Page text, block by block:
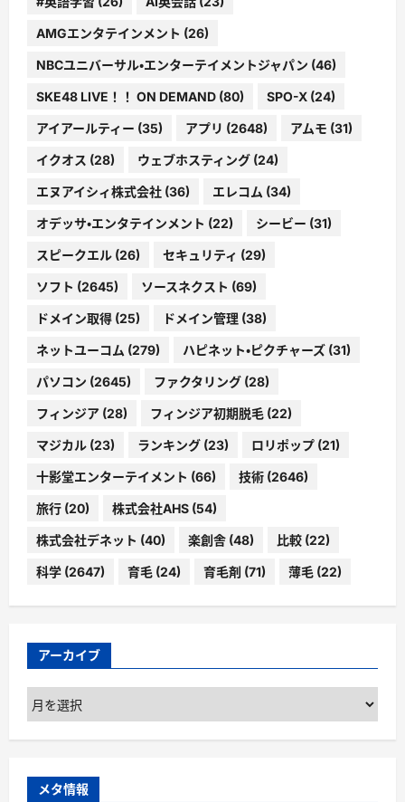
AMGエンタテインメント (26)
NBCユニバーサル・エンターテイメントジャパン (46)
SKE48 LIVE！！ ON DEMAND (80) SPO-X (24)
アイアールティー (35) アプリ (2648) アムモ (31)
イクオス (28) ウェブホスティング (24)
エヌアイシィ株式会社 (36) エレコム (34)
オデッサ・エンタテインメント (22) シービー (31)
スピークエル (26) セキュリティ (29)
ソフト (2645) ソースネクスト (69)
ドメイン取得 (25) ドメイン管理 (38)
ネットユーコム (279) ハピネット・ピクチャーズ (31)
パソコン (2645) ファクタリング (28)
フィンジア (28) フィンジア初期脱毛 (22)
マジカル (23) ランキング (23) ロリポップ (21)
十影堂エンターテイメント (66) 技術 (2646)
旅行 (20) 株式会社AHS (54)
株式会社デネット (40) 楽創舎 (48) 比較 (22)
科学 (2647) 育毛 (24) 育毛剤 (71) 薄毛 (22)
アーカイブ
ア
ー
カ
ブ
メタ情報